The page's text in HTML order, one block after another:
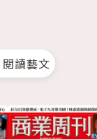
閱讀藝文